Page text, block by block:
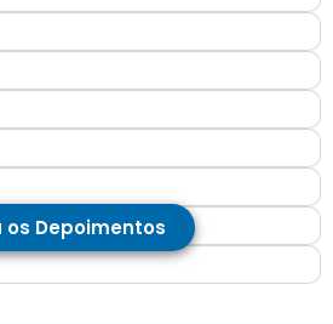
os Depoimentos